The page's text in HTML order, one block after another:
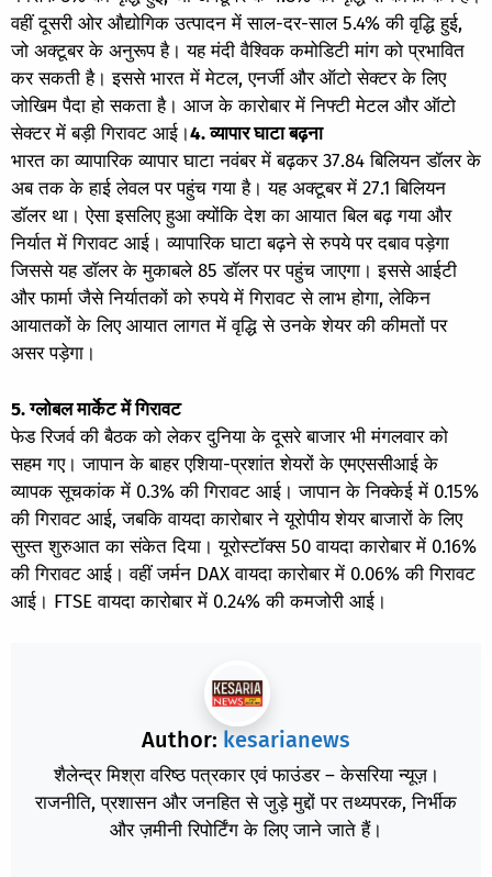
वहीं दूसरी ओर औद्योगिक उत्पादन में साल-दर-साल 5.4% की वृद्धि हुई,
जो अक्टूबर के अनुरूप है। यह मंदी वैश्विक कमोडिटी मांग को प्रभावित
कर सकती है। इससे भारत में मेटल, एनर्जी और ऑटो सेक्टर के लिए
जोखिम पैदा हो सकता है। आज के कारोबार में निफ्टी मेटल और ऑटो
सेक्टर में बड़ी गिरावट आई।4. व्यापार घाटा बढ़ना
भारत का व्यापारिक व्यापार घाटा नवंबर में बढ़कर 37.84 बिलियन डॉलर के
अब तक के हाई लेवल पर पहुंच गया है। यह अक्टूबर में 27.1 बिलियन
डॉलर था। ऐसा इसलिए हुआ क्योंकि देश का आयात बिल बढ़ गया और
निर्यात में गिरावट आई। व्यापारिक घाटा बढ़ने से रुपये पर दबाव पड़ेगा
जिससे यह डॉलर के मुकाबले 85 डॉलर पर पहुंच जाएगा। इससे आईटी
और फार्मा जैसे निर्यातकों को रुपये में गिरावट से लाभ होगा, लेकिन
आयातकों के लिए आयात लागत में वृद्धि से उनके शेयर की कीमतों पर
असर पड़ेगा।
5. ग्लोबल मार्केट में गिरावट
फेड रिजर्व की बैठक को लेकर दुनिया के दूसरे बाजार भी मंगलवार को
सहम गए। जापान के बाहर एशिया-प्रशांत शेयरों के एमएससीआई के
व्यापक सूचकांक में 0.3% की गिरावट आई। जापान के निक्केई में 0.15%
की गिरावट आई, जबकि वायदा कारोबार ने यूरोपीय शेयर बाजारों के लिए
सुस्त शुरुआत का संकेत दिया। यूरोस्टॉक्स 50 वायदा कारोबार में 0.16%
की गिरावट आई। वहीं जर्मन DAX वायदा कारोबार में 0.06% की गिरावट
आई। FTSE वायदा कारोबार में 0.24% की कमजोरी आई।
Author: kesarianews
शैलेन्द्र मिश्रा वरिष्ठ पत्रकार एवं फाउंडर – केसरिया न्यूज़।
राजनीति, प्रशासन और जनहित से जुड़े मुद्दों पर तथ्यपरक, निर्भीक
और ज़मीनी रिपोर्टिंग के लिए जाने जाते हैं।